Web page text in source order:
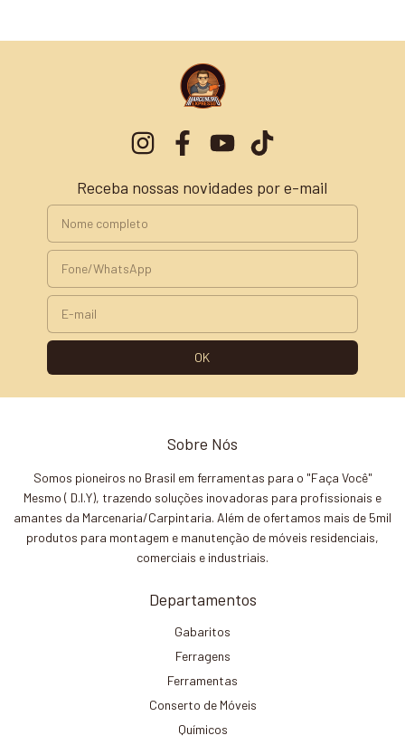
Receba nossas novidades por e-mail
Sobre Nós
Somos pioneiros no Brasil em ferramentas para o "Faça Você"
Mesmo ( D.I.Y), trazendo soluções inovadoras para profissionais e
amantes da Marcenaria/Carpintaria. Além de ofertamos mais de 5mil
produtos para montagem e manutenção de móveis residenciais,
comerciais e industriais.
Departamentos
Gabaritos
Ferragens
Ferramentas
Conserto de Móveis
Químicos